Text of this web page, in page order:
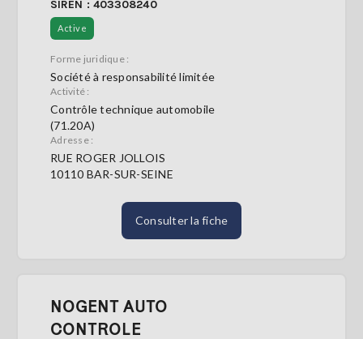
SIREN : 403308240
Active
Forme juridique :
Société à responsabilité limitée
Activité :
Contrôle technique automobile
(71.20A)
Adresse :
RUE ROGER JOLLOIS
10110 BAR-SUR-SEINE
Consulter la fiche
NOGENT AUTO
CONTROLE